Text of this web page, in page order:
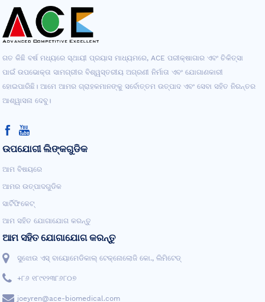
ଗତ କିଛି ବର୍ଷ ମଧ୍ୟରେ ସ୍ଥାୟୀ ପ୍ରୟାସ ମାଧ୍ୟମରେ, ACE ପରୀକ୍ଷାଗାର ଏବଂ ଚିକିତ୍ସା
ପାଇଁ ଉପଭୋକ୍ତା ସାମଗ୍ରୀର ବିଶ୍ୱସ୍ତରୀୟ ଅଗ୍ରଣୀ ନିର୍ମାତା ଏବଂ ଯୋଗାଣକାରୀ
ହୋଇପାରିଛି। ଆମେ ଆମର ଗ୍ରାହକମାନଙ୍କୁ ସର୍ବୋତ୍ତମ ଉତ୍ପାଦ ଏବଂ ସେବା ସହିତ ନିରନ୍ତର
ଆଶ୍ୱାସନା ଦେବୁ।
ଉପଯୋଗୀ ଲିଙ୍କଗୁଡିକ
ଆମ ବିଷୟରେ
ଆମର ଉତ୍ପାଦଗୁଡିକ
ସାର୍ଟିଫିକେଟ୍
ଆମ ସହିତ ଯୋଗାଯୋଗ କରନ୍ତୁ
ଆମ ସହିତ ଯୋଗାଯୋଗ କରନ୍ତୁ
ସୁଝୋଉ ଏସ୍ ବାୟୋମେଡିକାଲ୍ ଟେକ୍ନୋଲୋଜି କୋ., ଲିମିଟେଡ୍
+୮୬ ୧୮୯୧୨୩୮୬୮୦୭
joeyren@ace-biomedical.com